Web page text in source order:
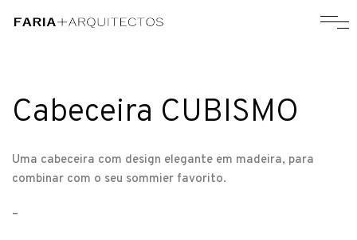
Cabeceira CUBISMO
Uma cabeceira com design elegante em madeira, para
combinar com o seu sommier favorito.
–